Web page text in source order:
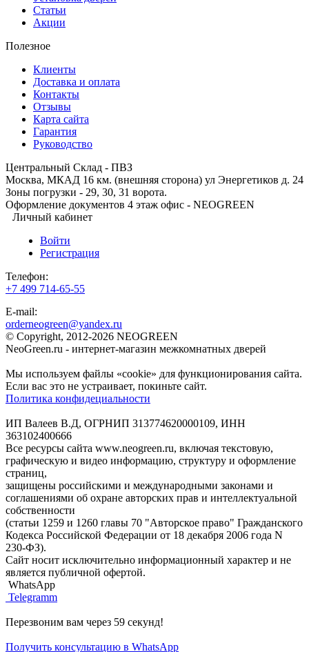
Статьи
Акции
Полезное
Клиенты
Доставка и оплата
Контакты
Отзывы
Карта сайта
Гарантия
Руководство
Центральный Склад - ПВЗ
Москва, МКАД 16 км. (внешняя сторона) ул Энергетиков д. 24
Зоны погрузки - 29, 30, 31 ворота.
Оформление документов 4 этаж офис - NEOGREEN
Личный кабинет
Войти
Регистрация
Телефон:
+7 499 714-65-55
E-mail:
orderneogreen@yandex.ru
© Copyright, 2012-2026 NEOGREEN
NeoGreen.ru - интернет-магазин межкомнатных дверей
Мы используем файлы «cookie» для функционирования сайта.
Если вас это не устраивает, покиньте сайт.
Политика конфидециальности
ИП Валеев В.Д, ОГРНИП 313774620000109, ИНН
363102400666
Все ресурсы сайта www.neogreen.ru, включая текстовую,
графическую и видео информацию, структуру и оформление
страниц,
защищены российскими и международными законами и
соглашениями об охране авторских прав и интеллектуальной
собственности
(статьи 1259 и 1260 главы 70 "Авторское право" Гражданского
Кодекса Российской Федерации от 18 декабря 2006 года N
230-ФЗ).
Сайт носит исключительно информационный характер и не
является публичной офертой.
WhatsApp
Telegramm
Перезвоним вам через 59 секунд!
Получить консультацию в WhatsApp